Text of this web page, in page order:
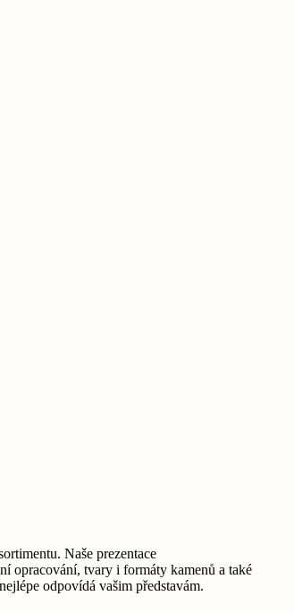
Naše prezentace
opracování, tvary i formáty kamenů a také
odpovídá vašim představám.